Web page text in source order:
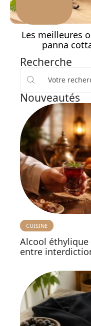
Les meilleures
panna
Recherche
Nouveautés
CUISINE
Alcool
entre